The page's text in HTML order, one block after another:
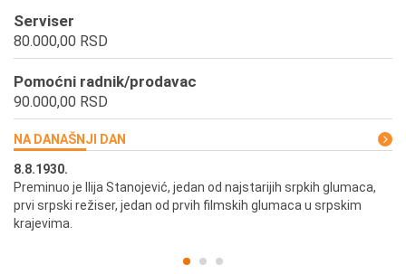
Serviser
80.000,00 RSD
Pomoćni radnik/prodavac
90.000,00 RSD
NA DANAŠNJI DAN
8.8.1930.
Preminuo je Ilija Stanojević, jedan od najstarijih srpkih glumaca,
prvi srpski režiser, jedan od prvih filmskih glumaca u srpskim
krajevima.